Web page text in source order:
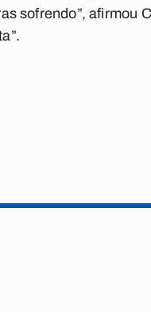
sofrendo”, afirmou